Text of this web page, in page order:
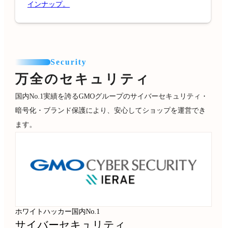
インナップ。
Security
万全のセキュリティ
国内No.1実績を誇るGMOグループのサイバーセキュリティ・
暗号化・ブランド保護により、安心してショップを運営でき
ます。
ホワイトハッカー国内No.1
サイバーセキュリティ